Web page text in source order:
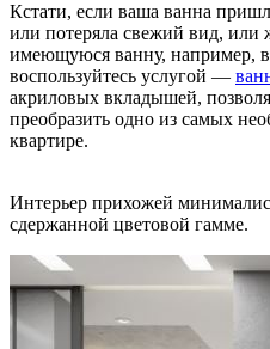
Кстати, если ваша ванна
или потеряла свежий вид, или
имеющуюся ванну, например, в
воспользуйтесь услугой —
акриловых вкладышей,
преобразить одно из самых
квартире.
Интерьер прихожей
сдержанной цветовой гамме.